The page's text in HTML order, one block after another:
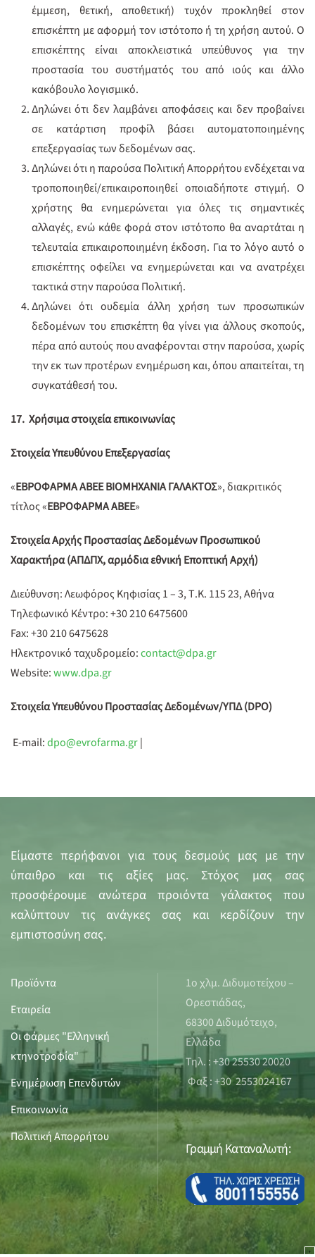
έμμεση, θετική, αποθετική) τυχόν προκληθεί στον
επισκέπτη με αφορμή τον ιστότοπο ή τη χρήση αυτού. Ο
επισκέπτης είναι αποκλειστικά υπεύθυνος για την
προστασία του συστήματός του από ιούς και άλλο
κακόβουλο λογισμικό.
Δηλώνει ότι δεν λαμβάνει αποφάσεις και δεν προβαίνει
σε κατάρτιση προφίλ βάσει αυτοματοποιημένης
επεξεργασίας των δεδομένων σας.
Δηλώνει ότι η παρούσα Πολιτική Απορρήτου ενδέχεται να
τροποποιηθεί/επικαιροποιηθεί οποιαδήποτε στιγμή. O
χρήστης θα ενημερώνεται για όλες τις σημαντικές
αλλαγές, ενώ κάθε φορά στον ιστότοπο θα αναρτάται η
τελευταία επικαιροποιημένη έκδοση. Για το λόγο αυτό ο
επισκέπτης οφείλει να ενημερώνεται και να ανατρέχει
τακτικά στην παρούσα Πολιτική.
Δηλώνει ότι ουδεμία άλλη χρήση των προσωπικών
δεδομένων του επισκέπτη θα γίνει για άλλους σκοπούς,
πέρα από αυτούς που αναφέρονται στην παρούσα, χωρίς
την εκ των προτέρων ενημέρωση και, όπου απαιτείται, τη
συγκατάθεσή του.
17. Χρήσιμα στοιχεία επικοινωνίας
Στοιχεία Υπευθύνου Επεξεργασίας
«ΕΒΡΟΦΑΡΜΑ ΑΒΕΕ ΒΙΟΜΗΧΑΝΙΑ ΓΑΛΑΚΤΟΣ», διακριτικός
τίτλος «ΕΒΡΟΦΑΡΜΑ ΑΒΕΕ»
Στοιχεία Αρχής Προστασίας Δεδομένων Προσωπικού
Χαρακτήρα (ΑΠΔΠΧ, αρμόδια εθνική Εποπτική Αρχή)
Διεύθυνση: Λεωφόρος Κηφισίας 1 – 3, Τ.Κ. 115 23, Αθήνα
Τηλεφωνικό Κέντρο: +30 210 6475600
Fax: +30 210 6475628
Ηλεκτρονικό ταχυδρομείο:contact@dpa.gr
Website:www.dpa.gr
Στοιχεία Υπευθύνου ΠροστασίαςΔεδομένων/ΥΠΔ(DPO)
E-mail:dpo@evrofarma.gr|
Είμαστε περήφανοι για τους δεσμούς μας με την
ύπαιθρο και τις αξίες μας. Στόχος μας σας
προσφέρουμε ανώτερα προιόντα γάλακτος που
καλύπτουν τις ανάγκες σας και κερδίζουν την
εμπιστοσύνη σας.
Προϊόντα
Εταιρεία
Οι φάρμες "Ελληνική
κτηνοτροφία"
Ενημέρωση Επενδυτών
Επικοινωνία
Πολιτική Απορρήτου
1ο χλμ. Διδυμοτείχου –
Ορεστιάδας,
68300 Διδυμότειχο,
Ελλάδα
Τηλ. : +30 25530 20020
Φαξ : +30 2553024167
Γραμμή Καταναλωτή: